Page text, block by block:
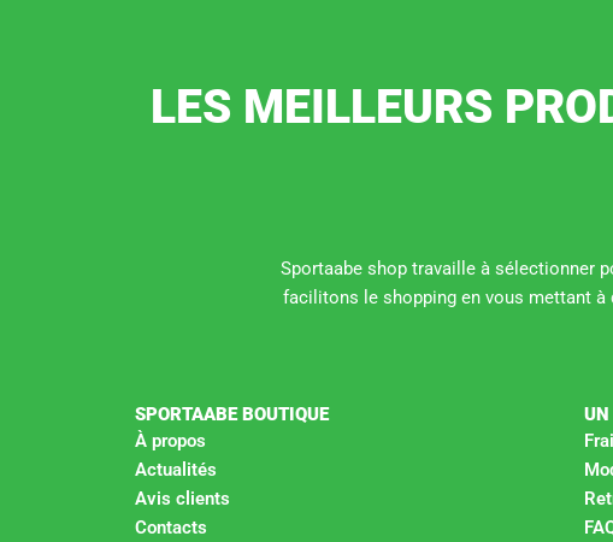
LES MEILLEURS
Sportaabe shop travaille à sélectionner
facilitons le shopping en vous mettant
SPORTAABE BOUTIQUE
À propos
Actualités
Avis clients
Contacts
UN